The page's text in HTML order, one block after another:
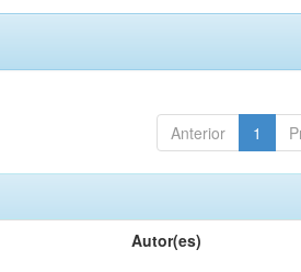
Anterior 1
Autor(es)